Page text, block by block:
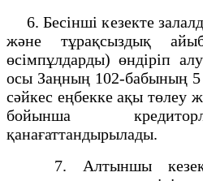
6. Бесінші кезекте
және тұрақсыздық
өсімпұлдарды) өндіріп
осы Заңның 102-бабының
сәйкес еңбекке ақы төлеу
бойынша
қанағаттандырылады.
7. Алтыншы